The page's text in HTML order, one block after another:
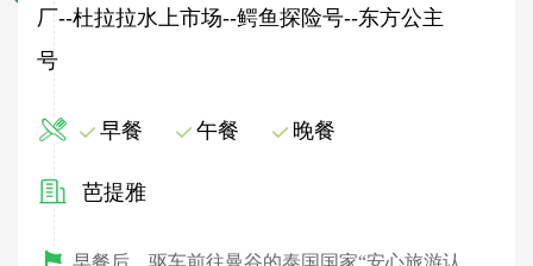
厂--杜拉拉水上市场--鳄鱼探险号--东方公主
号
早餐 午餐 晚餐
芭提雅
早餐后，驱车前往曼谷的泰国国家“安心旅游认